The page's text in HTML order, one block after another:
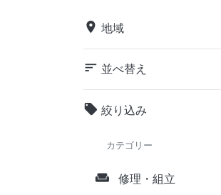
place 地域
sort 並べ替え
local_offer 絞り込み
カテゴリー
weekend 修理・組立